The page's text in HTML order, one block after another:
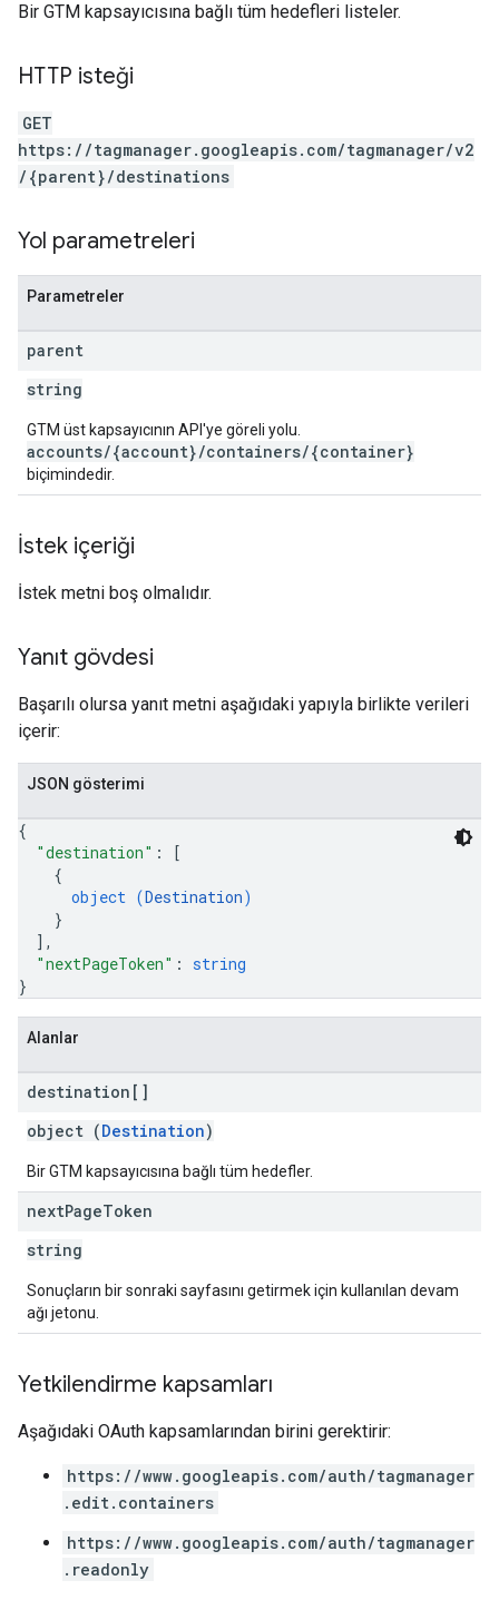
Bir GTM kapsayıcısına bağlı tüm hedefleri listeler.
HTTP isteği
GET
https://tagmanager.googleapis.com/tagmanager/v2
/{parent}/destinations
Yol parametreleri
Parametreler
parent
string
GTM üst kapsayıcının API'ye göreli yolu.
accounts/{account}/containers/{container}
biçimindedir.
İstek içeriği
İstek metni boş olmalıdır.
Yanıt gövdesi
Başarılı olursa yanıt metni aşağıdaki yapıyla birlikte verileri
içerir:
JSON gösterimi
{
"destination" :
[
{
object (Destination)
}
] ,
"nextPageToken" : string
}
Alanlar
destination[]
object (Destination)
Bir GTM kapsayıcısına bağlı tüm hedefler.
nextPageToken
string
Sonuçların bir sonraki sayfasını getirmek için kullanılan devam
ağı jetonu.
Yetkilendirme kapsamları
Aşağıdaki OAuth kapsamlarından birini gerektirir:
https://www.googleapis.com/auth/tagmanager
.edit.containers
https://www.googleapis.com/auth/tagmanager
.readonly